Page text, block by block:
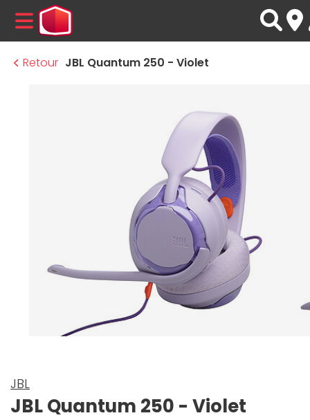
MENU
Retour JBL Quantum 250 - Violet
JBL
JBL Quantum 250 - Violet